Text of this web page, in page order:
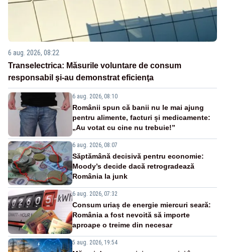
6 aug. 2026, 08:22
Transelectrica: Măsurile voluntare de consum
responsabil şi-au demonstrat eficienţa
6 aug. 2026, 08:10
Românii spun că banii nu le mai ajung
pentru alimente, facturi și medicamente:
„Au votat cu cine nu trebuie!”
6 aug. 2026, 08:07
Săptămână decisivă pentru economie:
Moody’s decide dacă retrogradează
România la junk
6 aug. 2026, 07:32
Consum uriaș de energie miercuri seară:
România a fost nevoită să importe
aproape o treime din necesar
5 aug. 2026, 19:54